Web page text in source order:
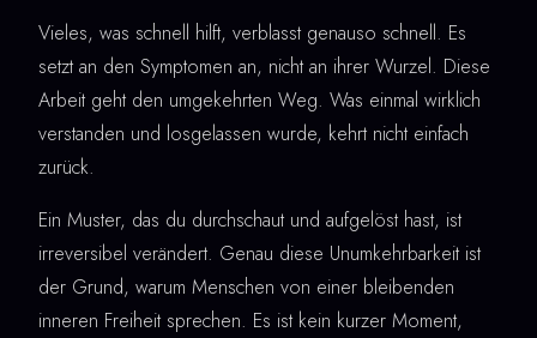
Vieles, was schnell hilft, verblasst genauso schnell. Es
setzt an den Symptomen an, nicht an ihrer Wurzel. Diese
Arbeit geht den umgekehrten Weg. Was einmal wirklich
verstanden und losgelassen wurde, kehrt nicht einfach
zurück.
Ein Muster, das du durchschaut und aufgelöst hast, ist
irreversibel verändert. Genau diese Unumkehrbarkeit ist
der Grund, warum Menschen von einer bleibenden
inneren Freiheit sprechen. Es ist kein kurzer Moment,